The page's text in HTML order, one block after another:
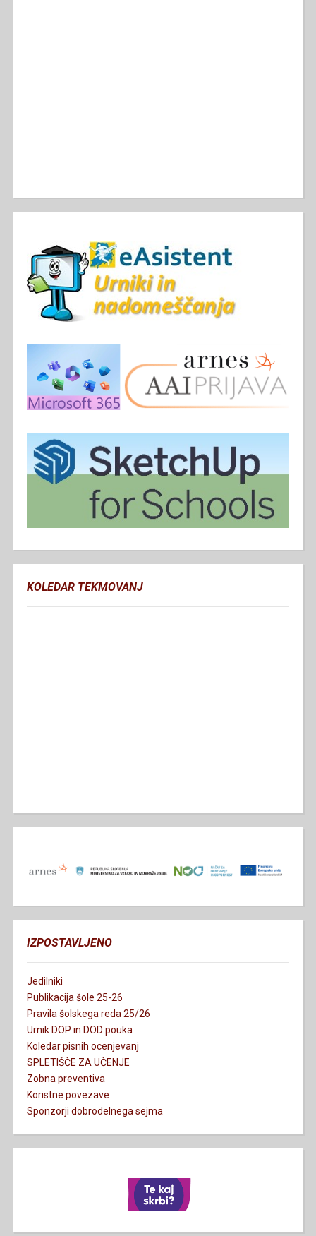
KOLEDAR TEKMOVANJ
IZPOSTAVLJENO
Jedilniki
Publikacija šole 25-26
Pravila šolskega reda 25/26
Urnik DOP in DOD pouka
Koledar pisnih ocenjevanj
SPLETIŠČE ZA UČENJE
Zobna preventiva
Koristne povezave
Sponzorji dobrodelnega sejma